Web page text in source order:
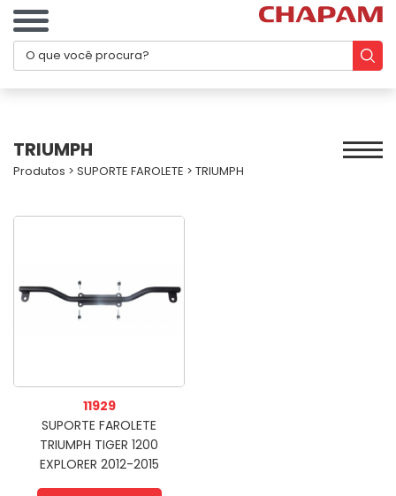
TRIUMPH
Produtos > SUPORTE FAROLETE > TRIUMPH
11929
SUPORTE FAROLETE
TRIUMPH TIGER 1200
EXPLORER 2012-2015
(PFM)